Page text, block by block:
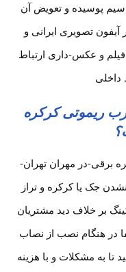
پوسیده و تعویض آن
آیفون تصویری ایرانی و
و عکس-داری ارتباط
داخلی
ریموتی کرکره
برقی-در مهران تهران-
جک یا کرکره و تراز
بر خلاف دید مشتریان
در هنگام نصب از نصاب
تا به مشکلات و با هزینه